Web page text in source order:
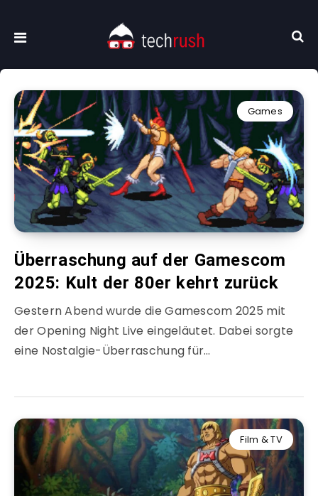
Games
Überraschung auf der Gamescom
2025: Kult der 80er kehrt zurück
Gestern Abend wurde die Gamescom 2025 mit
der Opening Night Live eingeläutet. Dabei sorgte
eine Nostalgie-Überraschung für…
Film & TV